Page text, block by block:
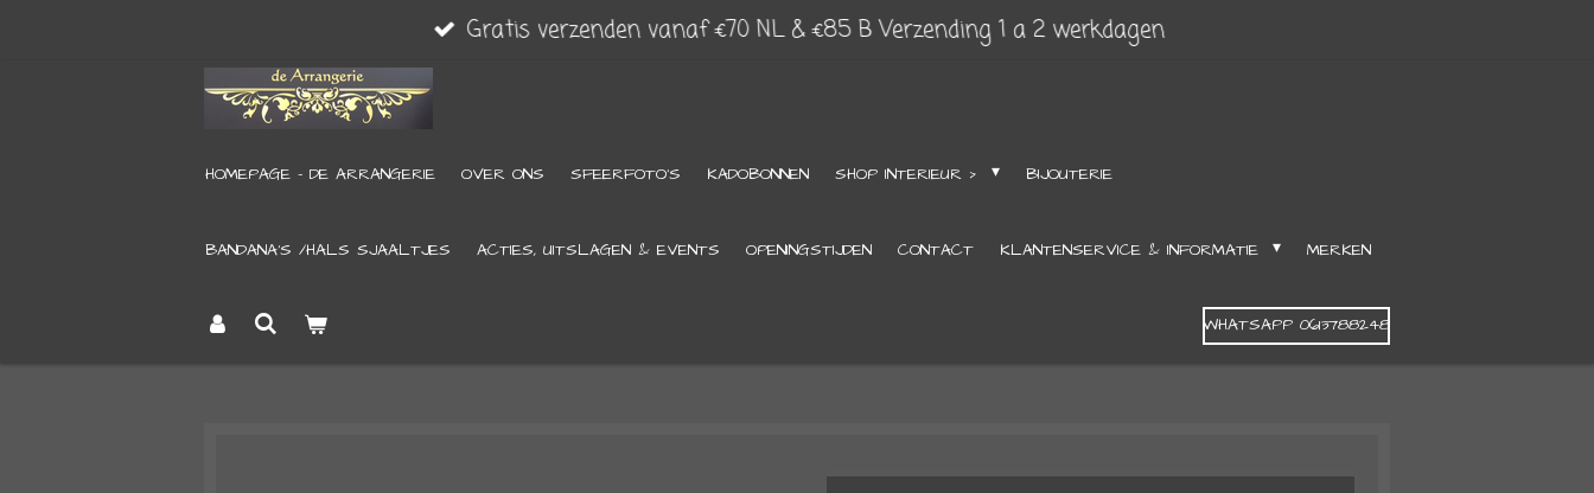
Gratis verzenden vanaf €70 NL & €85 B Verzending 1 a 2 werkdagen
HOMEPAGE - DE ARRANGERIE OVER ONS SFEERFOTO'S KADOBONNEN SHOP INTERIEUR > BIJOUTERIE
BANDANA’S /HALS SJAALTJES ACTIES, UITSLAGEN & EVENTS OPENINGSTIJDEN CONTACT KLANTENSERVICE & INFORMATIE MERKEN
WHATSAPP 0613788248